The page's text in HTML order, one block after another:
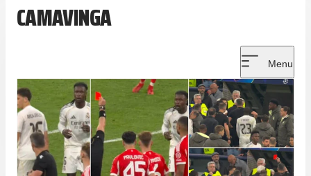
CAMAVINGA
Menu